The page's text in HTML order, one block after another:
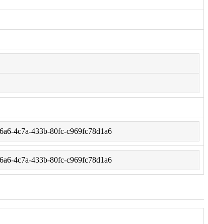
4c7a-433b-80fc-c969fc78d1a6
4c7a-433b-80fc-c969fc78d1a6